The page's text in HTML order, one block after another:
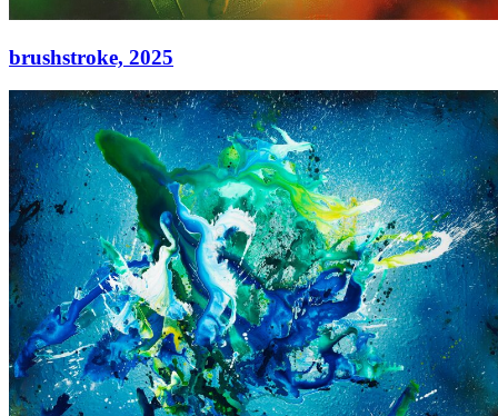
brushstroke, 2025
brushstroke,2025
Acryl auf Leinwand
90 × 130 cm